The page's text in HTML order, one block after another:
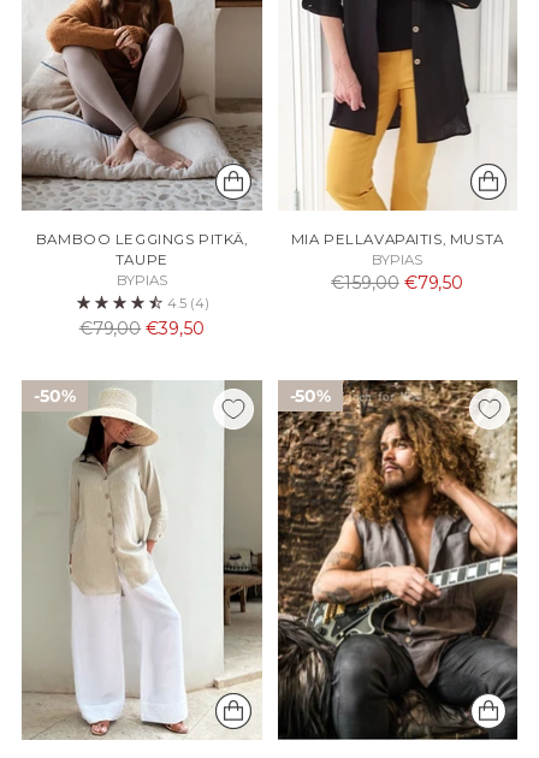
BAMBOO LEGGINGS PITKÄ,
TAUPE
BYPIAS
4.5 (4)
Normaali
€79,00 €39,50
MIA PELLAVAPAITIS, MUSTA
BYPIAS
Normaali
€159,00 €79,50
50% 50%